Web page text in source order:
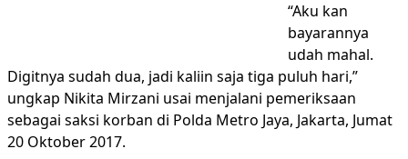
“Aku kan
bayarannya
udah mahal.
Digitnya sudah dua, jadi kaliin saja tiga puluh hari,”
ungkap Nikita Mirzani usai menjalani pemeriksaan
sebagai saksi korban di Polda Metro Jaya, Jakarta, Jumat
20 Oktober 2017.